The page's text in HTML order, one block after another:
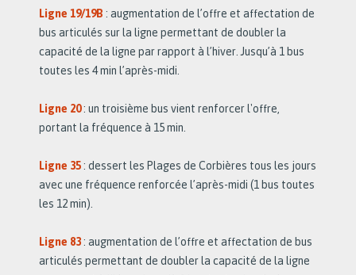
Ligne 19/19B: augmentation de l’offre et affectation de
bus articulés sur la ligne permettant de doubler la
capacité de la ligne par rapport à l’hiver. Jusqu’à 1 bus
toutes les 4 min l’après-midi.
Ligne 20: un troisième bus vient renforcer l'offre,
portant la fréquence à 15 min.
Ligne 35: dessert les Plages de Corbières tous les jours
avec une fréquence renforcée l’après-midi (1 bus toutes
les 12 min).
Ligne 83: augmentation de l’offre et affectation de bus
articulés permettant de doubler la capacité de la ligne